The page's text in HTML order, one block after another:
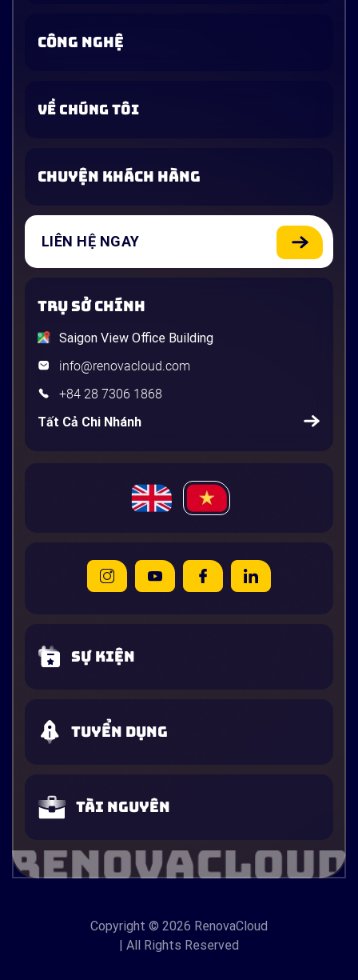
CÔNG NGHỆ
VỀ CHÚNG TÔI
CHUYỆN KHÁCH HÀNG
LIÊN HỆ NGAY
TRỤ SỞ CHÍNH
Saigon View Office Building
info@renovacloud.com
+84 28 7306 1868
Tất Cả Chi Nhánh
Sự kiện
Tuyển dụng
Tài nguyên
Copyright © 2026 RenovaCloud
| All Rights Reserved